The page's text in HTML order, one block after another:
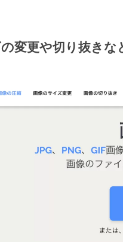
変更や切り抜きな